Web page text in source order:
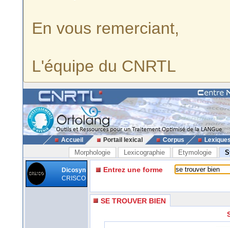
En vous remerciant,
L'équipe du CNRTL
Accueil Portail lexical Corpus
Morphologie Lexicographie Etymologie
Dicosyn
CRISCO
Entrez une forme
SE TROUVER BIEN